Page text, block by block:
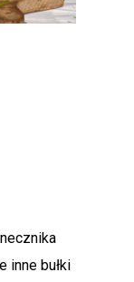
inne bułki